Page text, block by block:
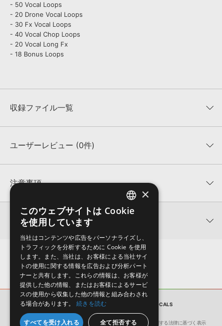
- 50 Vocal Loops
- 20 Drone Vocal Loops
- 30 Fx Vocal Loops
- 40 Vocal Chop Loops
- 20 Vocal Long Fx
- 18 Bonus Loops
収録ファイル一覧
収録ファイル一覧
ユーザーレビュー (0件)
★★★★★
★5
★4
★3
★2
★1
レビューをもっと見る »
注意事項
KONTAKTフォーマットについて：
サンプルパック製品の
KONTAKTフォーマットは、製品版KONTAKT（別売）
でお使いいただけます。無償版のKONTAKT PLAYERではお使いい
ただけませんので、ご注意ください。また、「ライブラリ・タブ」
への表示にも対応しておりません。
4GBを超えるデータに関するご注意：FAT32でフォーマットされた
HDDには、1ファイル4GBを超えるデータを格納することができま
せん。データ容量が4GBを超えるダウンロード製品をご購入いただ
きます際には、NTFSやHFS＋でフォーマットされたHDDをご用意
いただく必要がございます。
製品の購入手続き完了後、受注確認メールとシリアルナンバーをお
関連情報
【Loopmasters】計57ブランドのサンプルパックが30%OFF！サ
マーセール！
Class A Samples 製品一覧
サンプルパック TECH TOOLS & VOCALS
会社概要 環境保護（CSR）への取り組み 特定商取引に関する法律に基づく表示
ENGLISH
×
このウェブサイトは Cookie
を使用しています
当社はコンテンツや広告をパーソナライズし、
トラフィックを分析するために Cookie を使用
します。また、当社は、お客様による当社サイ
トの使用に関する情報を広告および分析パート
ナーと共有します。これらの情報は、お客様が
提供した他の情報、またはお客様によるサービ
スの使用から収集した他の情報と組み合わされ
る場合があります。
続きを読む
すべてを受け入れる 全て拒否する